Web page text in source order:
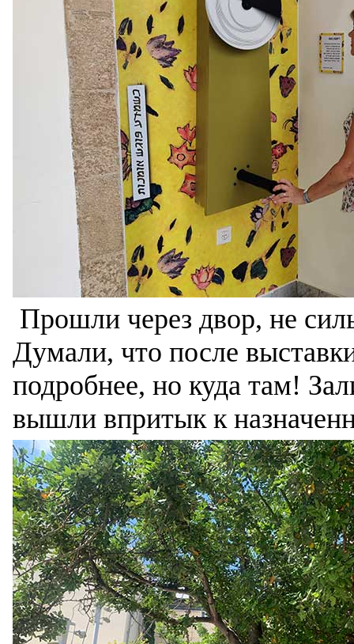
Прошли через двор, не
Думали, что после
подробнее, но куда там!
вышли впритык к